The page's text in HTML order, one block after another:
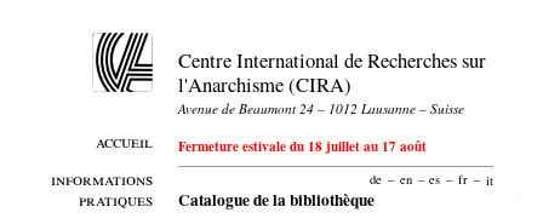
accueil
informations
pratiques
Centre International de Recherches sur
l'Anarchisme (CIRA)
Avenue de Beaumont 24 – 1012 Lausanne – Suisse
Fermeture estivale du 18 juillet au 17 août
de – en – es – fr – it
Catalogue de la bibliothèque